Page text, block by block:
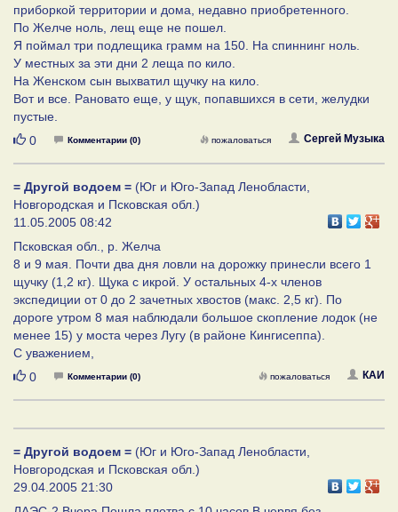
приборкой территории и дома, недавно приобретенного.
По Желче ноль, лещ еще не пошел.
Я поймал три подлещика грамм на 150. На спиннинг ноль.
У местных за эти дни 2 леща по кило.
На Женском сын выхватил щучку на кило.
Вот и все. Рановато еще, у щук, попавшихся в сети, желудки
пустые.
Нравится
0 Комментарии (0) Сергей Музыка
пожаловаться
= Другой водоем = (Юг и Юго-Запад Ленобласти,
Новгородская и Псковская обл.)
11.05.2005 08:42
Псковская обл., р. Желча
8 и 9 мая. Почти два дня ловли на дорожку принесли всего 1
щучку (1,2 кг). Щука с икрой. У остальных 4-х членов
экспедиции от 0 до 2 зачетных хвостов (макс. 2,5 кг). По
дороге утром 8 мая наблюдали большое скопление лодок (не
менее 15) у моста через Лугу (в районе Кингисеппа).
С уважением,
Нравится
0 Комментарии (0) КАИ
пожаловаться
= Другой водоем = (Юг и Юго-Запад Ленобласти,
Новгородская и Псковская обл.)
29.04.2005 21:30